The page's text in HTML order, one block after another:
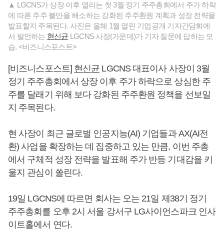
▲ LGCNS가 상장 이후 열리는 첫 3월 정기 주주총회에서 주가 하락
에 따른 주주 불만을 해소하는 강화된 주주환원 계획과 성장 전략을
발표할지 주목된다. 사진은 올해 1월 열린 기업공개 기자간담회에
서 발언하는 현신균 LGCNS 사장(가운데)가 기자 질문에 답하는 모
습. <비즈니스포스트>
[비즈니스포스트] 현신균 LGCNS 대표이사 사장이 3월
정기 주주총회에서 상장 이후 주가 하락으로 상심한 주
주를 달래기 위해 보다 강화된 주주환원 정책을 선보일
지 주목된다.
현 사장이 최근 글로벌 인공지능(AI) 기업들과 AX(AI전
환) 사업을 확장하는 데 집중하고 있는 만큼, 이번 주총
에서 구체적 성장 전략을 발표해 주가 반등 기대감을 키
울지 관심이 쏠린다.
19일 LGCNS에 따르면 회사는 오는 21일 제38기 정기
주주총회를 오후 2시 서울 강서구 LG사이언스파크 인사
이트홀에서 연다.